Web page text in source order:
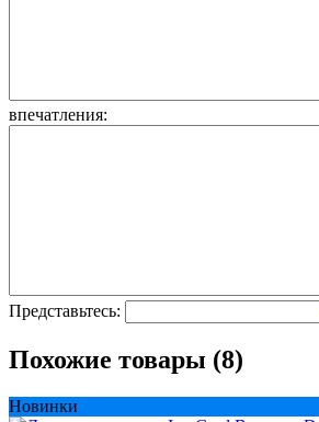
впечатления:
Представьтесь:
Похожие товары (8)
Новинки